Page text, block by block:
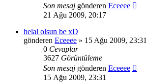
Son mesaj gönderen Eceeee
21 Ağu 2009, 20:17
helal olsun be xD
gönderen Eceeee » 15 Ağu 2009, 23:31
0 Cevaplar
3627 Görüntüleme
Son mesaj gönderen Eceeee
15 Ağu 2009, 23:31